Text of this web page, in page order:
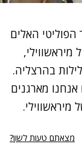
האלים
מיראשווילי,
בהרצליה.
מארגנים
הבית של מיראשווילי.
מצאתם טעות לשון?